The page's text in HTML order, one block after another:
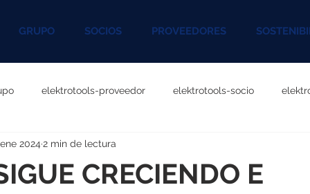
GRUPO SOCIOS PROVEEDORES
elektrotools-proveedor elektrotools-socio
P060000 elektrotools-P027000
CRECIENDO E
2024 2 min de lectura